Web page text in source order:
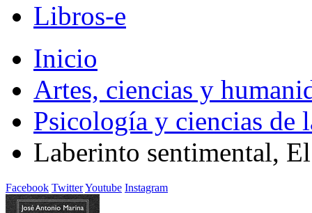
Libros-e
Inicio
Artes, ciencias y
Psicología y ciencias de
Laberinto sentimental, El
Facebook TwitterYoutube Instagram